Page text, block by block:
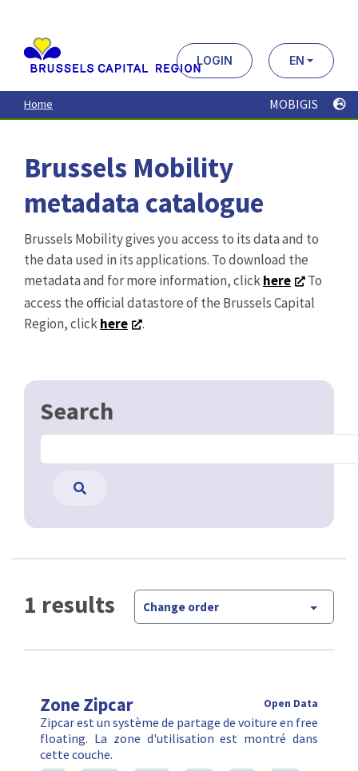
contenu
principal
LOGIN EN
Home MOBIGIS
Brussels Mobility
metadata catalogue
Brussels Mobility gives you access to its data and to
the data used in its applications. To download the
metadata and for more information, clickhere
To
access the official datastore of the Brussels Capital
Region, clickhere .
Search
1 results Change order
Zone Zipcar Open Data
Zipcar est un système de partage de voiture en free
floating. La zone d'utilisation est montré dans
cette couche.